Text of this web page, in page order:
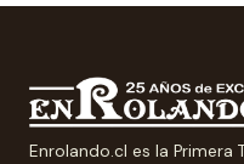
Enrolando.cl es la Primera